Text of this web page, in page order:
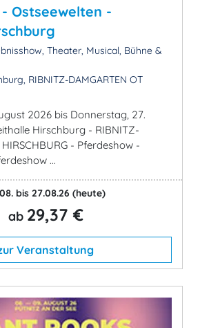
Ostseewelten -
Theater, Musical, Bühne &
RIBNITZ-DAMGARTEN OT
2026 bis Donnerstag, 27.
Hirschburg - RIBNITZ-
- Pferdeshow -
...
bis 27.08.26 (heute)
ab 29,37 €
Veranstaltung